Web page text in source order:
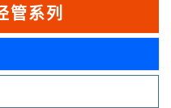
管系列